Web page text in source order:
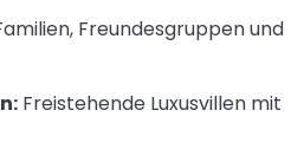
Freundesgruppen und
Freistehende Luxusvillen mit